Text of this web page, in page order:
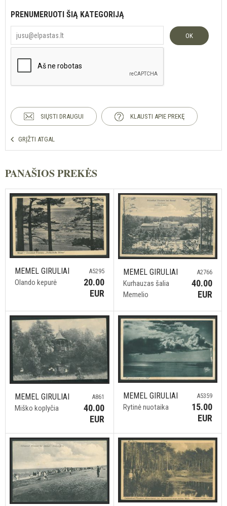
PRENUMERUOTI ŠIĄ KATEGORIJĄ
OK
SIŲSTI DRAUGUI KLAUSTI APIE PREKĘ
GRĮŽTI ATGAL
PANAŠIOS PREKĖS
MEMEL GIRULIAI
Olando kepurė
A5295
20.00
EUR
MEMEL GIRULIAI
Kurhauzas šalia
Memelio
A2766
40.00
EUR
MEMEL GIRULIAI
Miško koplyčia
A861
40.00
EUR
MEMEL GIRULIAI
Rytinė nuotaika
A5359
15.00
EUR